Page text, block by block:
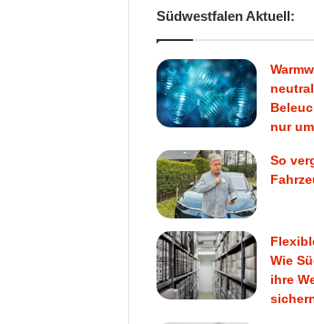
Südwestfalen Aktuell:
nur
So
Wie
ihre